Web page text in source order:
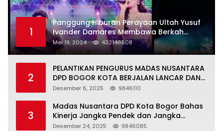
1
Panggung Hiburan Perayaan Ultah Yusuf
Ivander Damares Membawa Berkah
Warga Kejapanan
Mei 19, 2024 432146508
2
PELANTIKAN PENGURUS MADAS NUSANTARA
DPD BOGOR KOTA BERJALAN LANCAR DAN
KHIDMAT
Desember 6, 2025 9846110
3
Madas Nusantara DPD Kota Bogor Bahas
Kinerja Jangka Pendek dan Jangka
Panjang
Desember 24, 2025 9846085